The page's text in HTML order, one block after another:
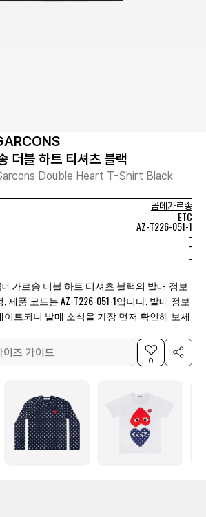
더블 하트 티셔츠 블랙
Double Heart T-Shirt Black
꼼데가르송
ETC
AZ-T226-051-1
-
-
-
가르송 더블 하트 티셔츠 블랙의 발매 정보
제품 코드는 AZ-T226-051-1입니다. 발매 정보
트되니 발매 소식을 가장 먼저 확인해 보세
이즈 가이드
0